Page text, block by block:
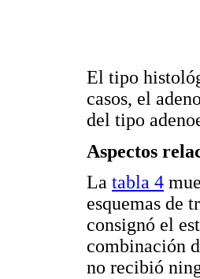
El tipo
casos, el
del tipo
Aspectos
La tabla 4
esquemas de
consignó el
combinación
no recibió